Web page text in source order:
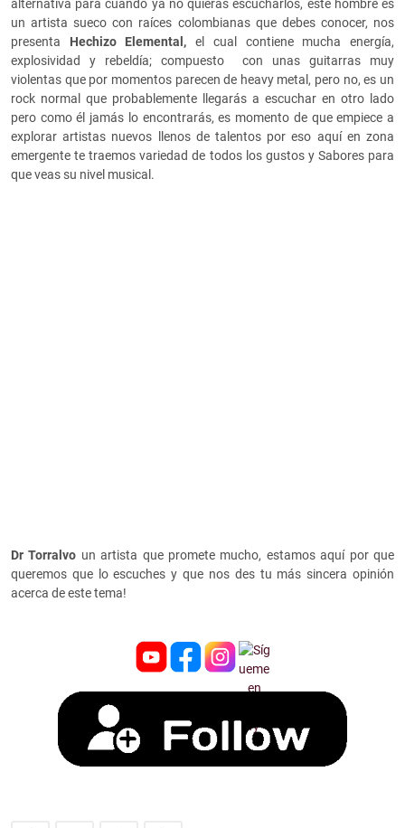
alternativa para cuando ya no quieras escucharlos, este hombre es
un artista sueco con raíces colombianas que debes conocer, nos
presenta Hechizo Elemental, el cual contiene mucha energía,
explosividad y rebeldía; compuesto con unas guitarras muy
violentas que por momentos parecen de heavy metal, pero no, es un
rock normal que probablemente llegarás a escuchar en otro lado
pero como él jamás lo encontrarás, es momento de que empiece a
explorar artistas nuevos llenos de talentos por eso aquí en zona
emergente te traemos variedad de todos los gustos y Sabores para
que veas su nivel musical.
Dr Torralvo un artista que promete mucho, estamos aquí por que
queremos que lo escuches y que nos des tu más sincera opinión
acerca de este tema!